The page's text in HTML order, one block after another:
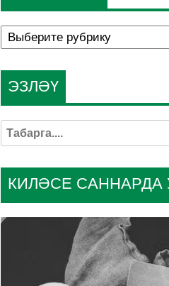
КИЛӘСЕ САННАРДА
ЭЗЛӘҮ